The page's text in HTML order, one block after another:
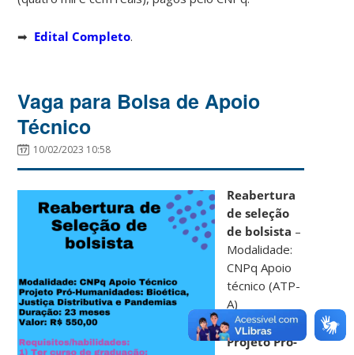
➡ Edital Completo.
Vaga para Bolsa de Apoio
Técnico
10/02/2023 10:58
Reabertura
de seleção
de bolsista –
Modalidade:
CNPq Apoio
técnico (ATP-
A)
Projeto Pró-